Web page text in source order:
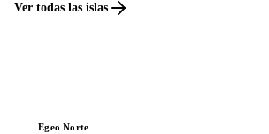
Ver todas las islas
Egeo Norte